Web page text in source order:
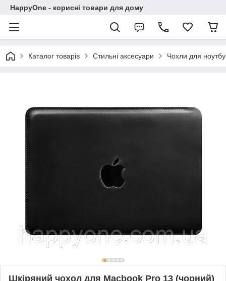
HappyOne - корисні товари для дому
Каталог товарів Стильні аксесуари Чохли для
Шкіряний чохол для Macbook Pro 13 (чорний)